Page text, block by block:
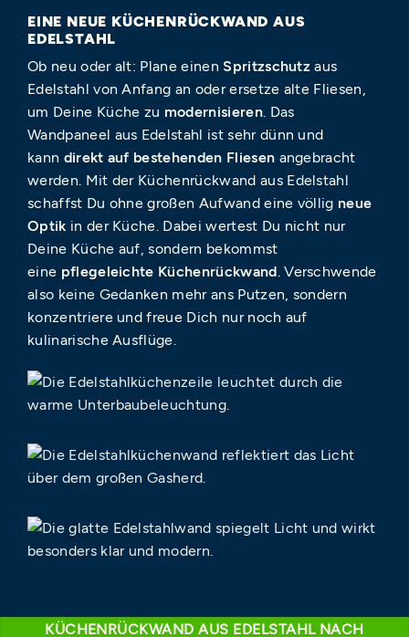
EINE NEUE KÜCHENRÜCKWAND AUS
EDELSTAHL ​
Ob neu oder alt: Plane einenSpritzschutzaus
Edelstahl von Anfang an oder ersetze alte Fliesen,
um Deine Küche zu modernisieren. Das
Wandpaneel aus Edelstahl ist sehr dünn und
kann direkt auf bestehenden Fliesen angebracht
werden. Mit der Küchenrückwand aus Edelstahl
schaffst Du ohne großen Aufwand eine völlig neue
Optik in der Küche. Dabei wertest Du nicht nur
Deine Küche auf, sondern bekommst
eine pflegeleichte Küchenrückwand. Verschwende
also keine Gedanken mehr ans Putzen, sondern
konzentriere und freue Dich nur noch auf
kulinarische Ausflüge.
KÜCHENRÜCKWAND AUS EDELSTAHL NACH